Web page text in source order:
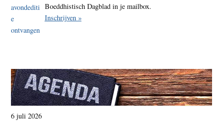
Boeddhistisch Dagblad in je mailbox.
Inschrijven »
6 juli 2026